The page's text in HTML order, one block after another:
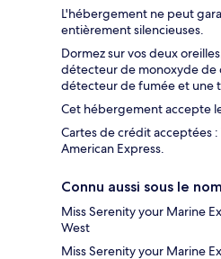
L'hébergement ne peut
entièrement silencieuses.
Dormez sur vos deux
détecteur de monoxyde de
détecteur de fumée et une
Cet hébergement accepte
Cartes de crédit acceptées
American Express.
Connu aussi sous le
Miss Serenity your Marine
West
Miss Serenity your Marine